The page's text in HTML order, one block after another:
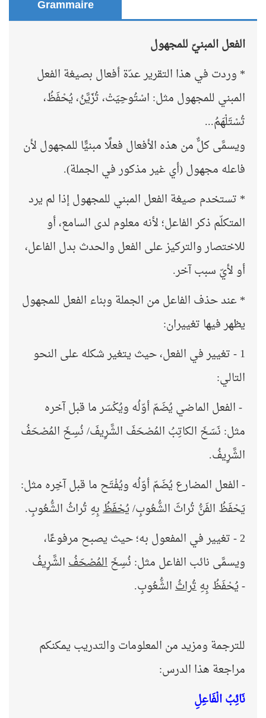
Grammaire
الفعل المبنيّ للمجهول
* وردت في هذا التقرير عدّة أفعال بصيغة الفعل
المبني للمجهول مثل: اسْتُوحِيَتْ، تُزَيَّنُ، يُحْفَظُ،
تُسْتَلْهَمُ...
ويسمَّى كلٌّ من هذه الأفعال فعلًا مبنيًّا للمجهول لأن
فاعله مجهول (أي غير مذكور في الجملة).
* تستخدم صيغة الفعل المبني للمجهول إذا لم يرد
المتكلّم ذكر الفاعل؛ لأنه معلوم لدى السامع، أو
للاختصار والتركيز على الفعل والحدث بدل الفاعل،
أو لأيّ سبب آخر.
* عند حذف الفاعل من الجملة وبناء الفعل للمجهول
يظهر فيها تغييران:
1 - تغيير في الفعل، حيث يتغير شكله على النحو
التالي:
- الفعل الماضييُضَمّ أوّلُه ويُكْسَر ما قبل آخره
مثل: نَسَخَ الكاتِبُ المُصْحَفَ الشَّرِيفَ/ نُسِخَ المُصْحَفُ
الشَّرِيفُ.
- الفعل المضارع يُضَمّ أوّلُه ويُفْتَح ما قبل آخِره مثل:
يَحْفَظُ الفَنُّ تُراثَ الشُّعُوبِ/يُحْفَظُبِهِ تُراثُ الشُّعُوبِ.
2 - تغيير في المفعول به؛ حيث يصبح مرفوعًا،
ويسمَّى نائب الفاعل مثل: نُسِخَالمُصْحَفُالشَّرِيفُ
-يُحْفَظُبِهِتُراثُالشُّعُوبِ.
للترجمة ومزيد من المعلومات والتدريب يمكنكم
مراجعة هذا الدرس:
نَائِبُ الْفَاعِلِ